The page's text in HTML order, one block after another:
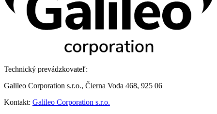
Technický prevádzkovateľ:
Galileo Corporation s.r.o., Čierna Voda 468, 925 06
Kontakt: Galileo Corporation s.r.o.